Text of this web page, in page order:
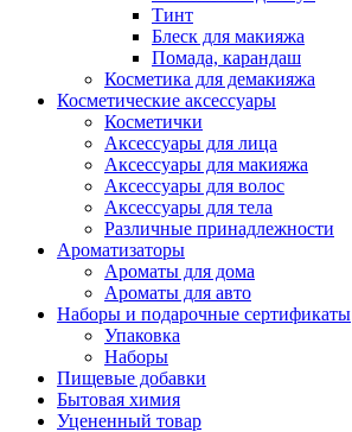
Тинт
Блеск для макияжа
Помада, карандаш
Косметика для демакияжа
Косметические аксессуары
Косметички
Аксессуары для лица
Аксессуары для макияжа
Аксессуары для волос
Аксессуары для тела
Различные принадлежности
Ароматизаторы
Ароматы для дома
Ароматы для авто
Наборы и подарочные сертификаты
Упаковка
Наборы
Пищевые добавки
Бытовая химия
Уцененный товар